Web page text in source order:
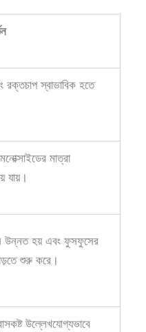
রক্তচাপ স্বাভাবিক হতে
মাত্রা
যায়।
উন্নত হয় এবং ফুসফুসের
শুরু করে।
উল্লেখযোগ্যভাবে